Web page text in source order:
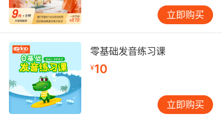
立即购买
零基础发音练习课
¥10
立即购买